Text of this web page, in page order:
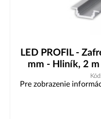
LED PROFIL -
mm - Hliník, 2
Pre zobrazenie